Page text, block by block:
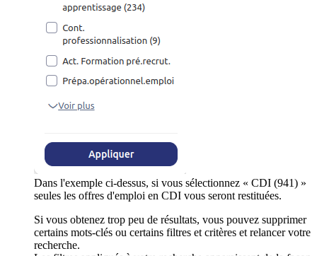
Dans l'exemple ci-dessus, si vous sélectionnez « CDI (941) »
seules les offres d'emploi en CDI vous seront restituées.
Si vous obtenez trop peu de résultats, vous pouvez supprimer
certains mots-clés ou certains filtres et critères et relancer votre
recherche.